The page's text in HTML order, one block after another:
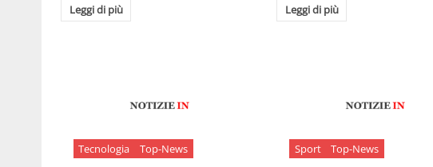
Leggi di più Leggi di più
Tecnologia Top-News Sport Top-News